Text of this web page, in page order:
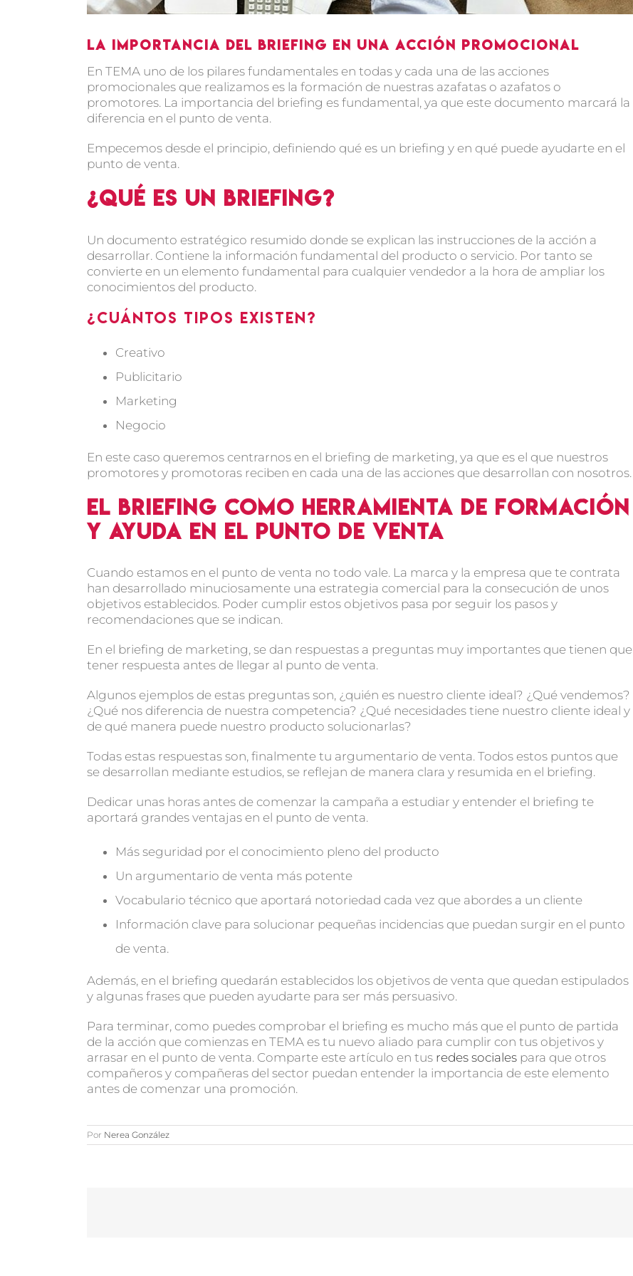
La importancia del briefing en una acción promocional
En TEMA uno de los pilares fundamentales en todas y cada una de las acciones
promocionales que realizamos es la formación de nuestras azafatas o azafatos o
promotores. La importancia del briefing es fundamental, ya que este documento marcará la
diferencia en el punto de venta.
Empecemos desde el principio, definiendo qué es un briefing y en qué puede ayudarte en el
punto de venta.
¿Qué es un briefing?
Un documento estratégico resumido donde se explican las instrucciones de la acción a
desarrollar. Contiene la información fundamental del producto o servicio. Por tanto se
convierte en un elemento fundamental para cualquier vendedor a la hora de ampliar los
conocimientos del producto.
¿Cuántos tipos existen?
Creativo
Publicitario
Marketing
Negocio
En este caso queremos centrarnos en el briefing de marketing, ya que es el que nuestros
promotores y promotoras reciben en cada una de las acciones que desarrollan con nosotros.
El briefing como herramienta de formación
y ayuda en el punto de venta
Cuando estamos en el punto de venta no todo vale. La marca y la empresa que te contrata
han desarrollado minuciosamente una estrategia comercial para la consecución de unos
objetivos establecidos. Poder cumplir estos objetivos pasa por seguir los pasos y
recomendaciones que se indican.
En el briefing de marketing, se dan respuestas a preguntas muy importantes que tienen que
tener respuesta antes de llegar al punto de venta.
Algunos ejemplos de estas preguntas son, ¿quién es nuestro cliente ideal? ¿Qué vendemos?
¿Qué nos diferencia de nuestra competencia? ¿Qué necesidades tiene nuestro cliente ideal y
de qué manera puede nuestro producto solucionarlas?
Todas estas respuestas son, finalmente tu argumentario de venta. Todos estos puntos que
se desarrollan mediante estudios, se reflejan de manera clara y resumida en el briefing.
Dedicar unas horas antes de comenzar la campaña a estudiar y entender el briefing te
aportará grandes ventajas en el punto de venta.
Más seguridad por el conocimiento pleno del producto
Un argumentario de venta más potente
Vocabulario técnico que aportará notoriedad cada vez que abordes a un cliente
Información clave para solucionar pequeñas incidencias que puedan surgir en el punto
de venta.
Además, en el briefing quedarán establecidos los objetivos de venta que quedan estipulados
y algunas frases que pueden ayudarte para ser más persuasivo.
Para terminar, como puedes comprobar el briefing es mucho más que el punto de partida
de la acción que comienzas en TEMA es tu nuevo aliado para cumplir con tus objetivos y
arrasar en el punto de venta. Comparte este artículo en tus redes socialespara que otros
compañeros y compañeras del sector puedan entender la importancia de este elemento
antes de comenzar una promoción.
Por Nerea González